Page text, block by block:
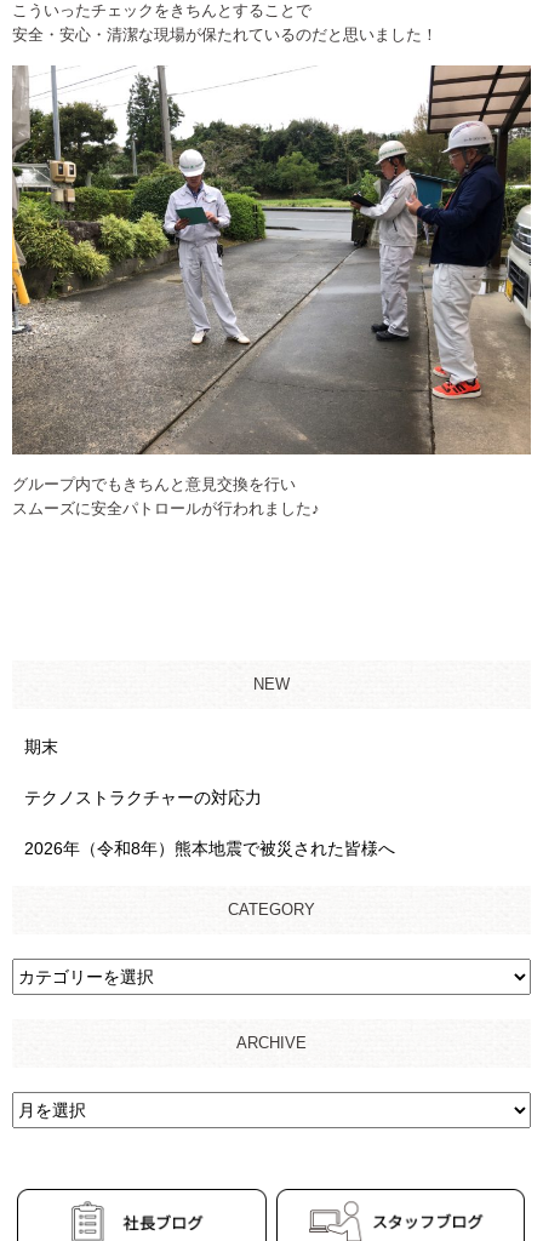
こういったチェックをきちんとすることで
安全・安心・清潔な現場が保たれているのだと思いました！
グループ内でもきちんと意見交換を行い
スムーズに安全パトロールが行われました♪
NEW
期末
テクノストラクチャーの対応力
2026年（令和8年）熊本地震で被災された皆様へ
CATEGORY
ARCHIVE